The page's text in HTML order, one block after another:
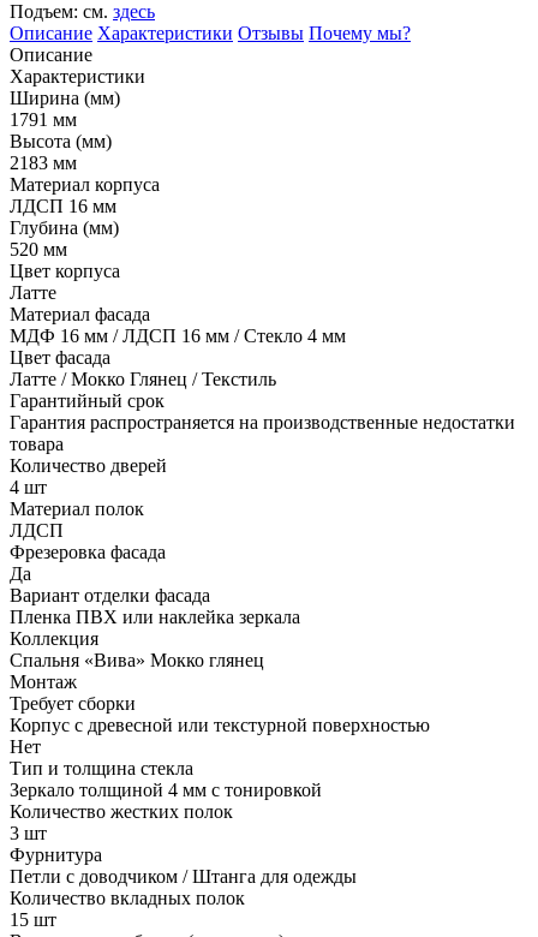
Подъем: см. здесь
Описание Характеристики Отзывы Почему мы?
Описание
Характеристики
Ширина (мм)
1791 мм
Высота (мм)
2183 мм
Материал корпуса
ЛДСП 16 мм
Глубина (мм)
520 мм
Цвет корпуса
Латте
Материал фасада
МДФ 16 мм / ЛДСП 16 мм / Стекло 4 мм
Цвет фасада
Латте / Мокко Глянец / Текстиль
Гарантийный срок
Гарантия распространяется на производственные недостатки
товара
Количество дверей
4 шт
Материал полок
ЛДСП
Фрезеровка фасада
Да
Вариант отделки фасада
Пленка ПВХ или наклейка зеркала
Коллекция
Спальня «Вива» Мокко глянец
Монтаж
Требует сборки
Корпус с древесной или текстурной поверхностью
Нет
Тип и толщина стекла
Зеркало толщиной 4 мм с тонировкой
Количество жестких полок
3 шт
Фурнитура
Петли с доводчиком / Штанга для одежды
Количество вкладных полок
15 шт